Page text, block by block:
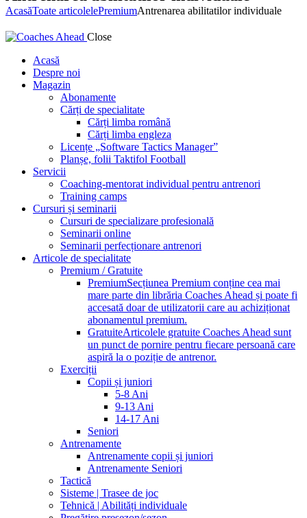
AcasăToate articolelePremiumAntrenarea abilitatilor individuale
Close
Acasă
Despre noi
Magazin
Abonamente
Cărți de specialitate
Cărți limba română
Cărți limba engleza
Licențe „Software Tactics Manager”
Planșe, folii Taktifol Football
Servicii
Coaching-mentorat individual pentru antrenori
Training camps
Cursuri și seminarii
Cursuri de specializare profesională
Seminarii online
Seminarii perfecționare antrenori
Articole de specialitate
Premium / Gratuite
PremiumSecțiunea Premium conține cea mai
mare parte din librăria Coaches Ahead și poate fi
accesată doar de utilizatorii care au achiziționat
abonamentul premium.
GratuiteArticolele gratuite Coaches Ahead sunt
un punct de pornire pentru fiecare persoană care
aspiră la o poziție de antrenor.
Exerciții
Copii și juniori
5-8 Ani
9-13 Ani
14-17 Ani
Seniori
Antrenamente
Antrenamente copii și juniori
Antrenamente Seniori
Tactică
Sisteme | Trasee de joc
Tehnică | Abilități individuale